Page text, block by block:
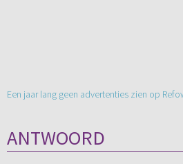
Een jaar lang geen advertenties zien op
ANTWOORD